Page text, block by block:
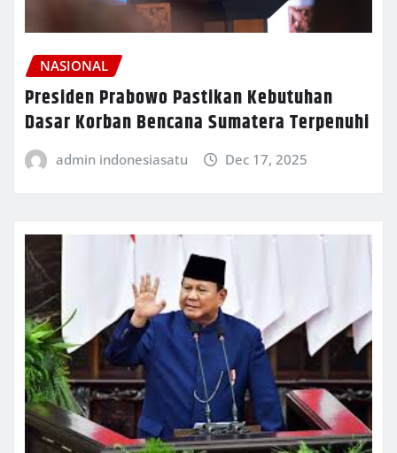
NASIONAL
Presiden Prabowo Pastikan Kebutuhan
Dasar Korban Bencana Sumatera Terpenuhi
admin indonesiasatu Dec 17, 2025